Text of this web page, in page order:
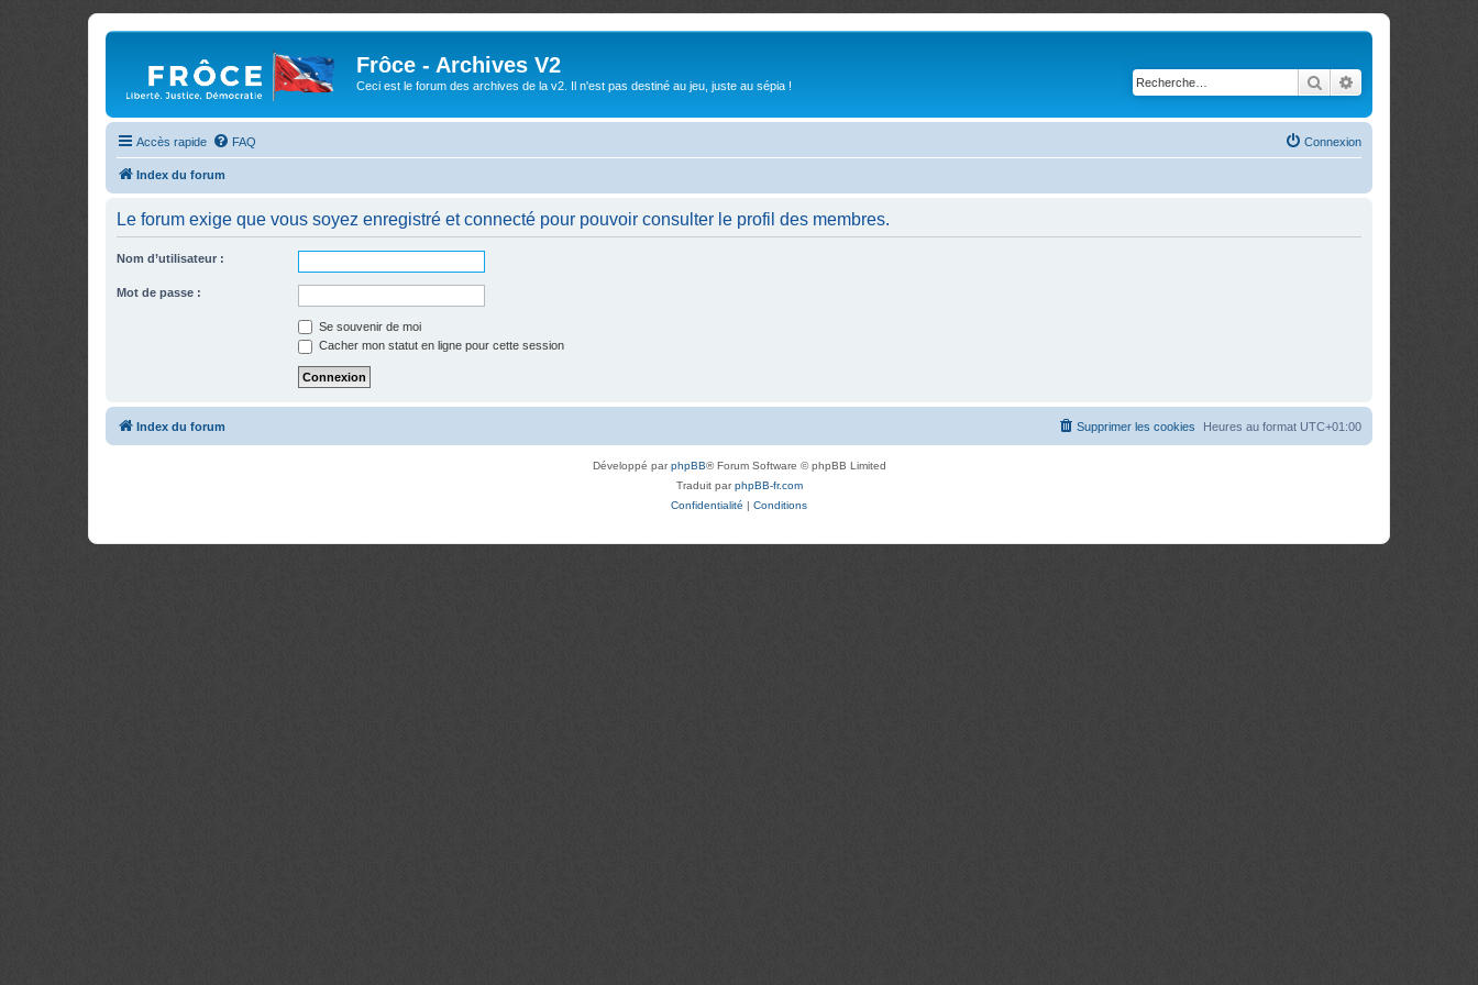
Frôce - Archives V2
Ceci est le forum des archives de la v2. Il n'est pas destiné au jeu, juste au sépia ! Rechercher
Accès rapide FAQ Connexion
Index du forum
Le forum exige que vous soyez enregistré et connecté pour pouvoir consulter le profil des membres.
Nom d’utilisateur :
Mot de passe :
Se souvenir de moi
Cacher mon statut en ligne pour cette session
Index du forum Heures au format UTC+01:00
Supprimer les cookies
Développé parphpBB® Forum Software © phpBB Limited
Traduit parphpBB-fr.com
Confidentialité | Conditions